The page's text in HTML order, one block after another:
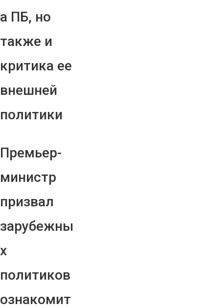
а ПБ, но
также и
критика ее
внешней
политики
Премьер-
министр
призвал
зарубежны
х
политиков
ознакомит